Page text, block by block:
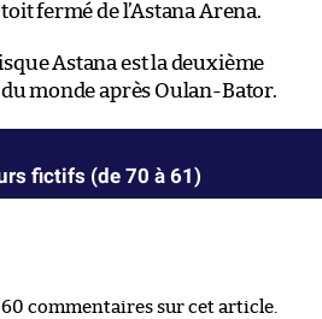
fermé de l’Astana Arena.
Astana est la deuxième
monde après Oulan-Bator.
fictifs (de 70 à 61)
commentaires sur cet article.